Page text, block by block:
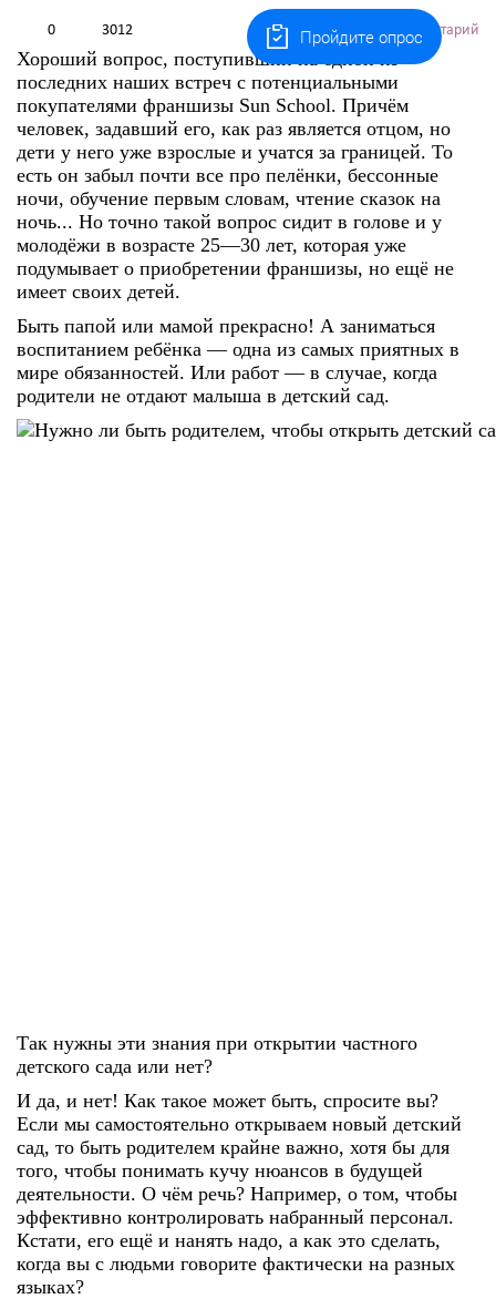
Оставить комментарий
0 3012
Хороший вопрос, поступивший на одной из
последних наших встреч с потенциальными
покупателями франшизы Sun School. Причём
человек, задавший его, как раз является отцом, но
дети у него уже взрослые и учатся за границей. То
есть он забыл почти все про пелёнки, бессонные
ночи, обучение первым словам, чтение сказок на
ночь... Но точно такой вопрос сидит в голове и у
молодёжи в возрасте 25—30 лет, которая уже
подумывает о приобретении франшизы, но ещё не
имеет своих детей.
Быть папой или мамой прекрасно! А заниматься
воспитанием ребёнка — одна из самых приятных в
мире обязанностей. Или работ — в случае, когда
родители не отдают малыша в детский сад.
Так нужны эти знания при открытии частного
детского сада или нет?
И да, и нет! Как такое может быть, спросите вы?
Если мы самостоятельно открываем новый детский
сад, то быть родителем крайне важно, хотя бы для
того, чтобы понимать кучу нюансов в будущей
деятельности. О чём речь? Например, о том, чтобы
эффективно контролировать набранный персонал.
Кстати, его ещё и нанять надо, а как это сделать,
когда вы с людьми говорите фактически на разных
языках?
Пройдите опрос